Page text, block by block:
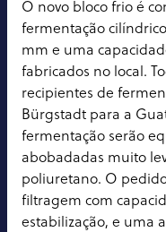
O novo bloco frio é
fermentação
mm e uma
fabricados no local.
recipientes de
Bürgstadt para a
fermentação serão
abobadadas muito
poliuretano. O
filtragem com
estabilização, e uma